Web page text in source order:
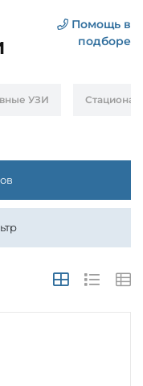
Помощь в
подборе
УЗИ